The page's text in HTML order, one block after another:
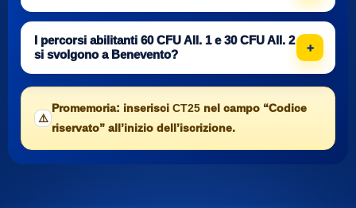
I percorsi abilitanti 60 CFU All. 1 e 30 CFU All. 2
si svolgono a Benevento?
⚠️
Promemoria: inserisci CT25 nel campo “Codice
riservato” all’inizio dell’iscrizione.